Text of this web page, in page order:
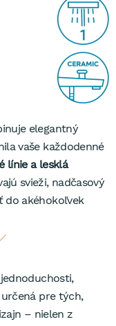
elegantný
vaše každodenné
línie a lesklá
svieži, nadčasový
do akéhokoľvek
Talassa s horným
Easy Clean
pre ľahké
je aj
kovová
krúteniu a
pre tých,
– nielen z